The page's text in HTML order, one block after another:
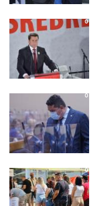
0
0
0